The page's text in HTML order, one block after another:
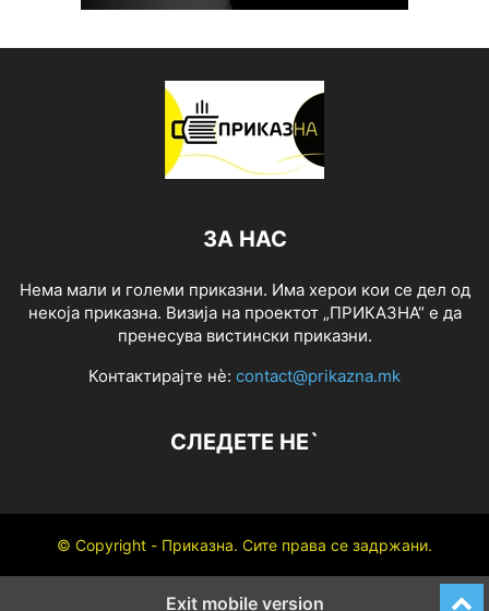
ЗА НАС
Нема мали и големи приказни. Има херои кои се дел од
некоја приказна. Визија на проектот „ПРИКАЗНА“ е да
пренесува вистински приказни.
Контактирајте нѐ: contact@prikazna.mk
СЛЕДЕТЕ НЕ`
© Copyright - Приказна. Сите права се задржани.
Exit mobile version